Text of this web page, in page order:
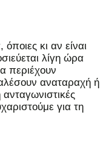
κι αν είναι
λίγη ώρα
περιέχουν
αναταραχή ή
για τη